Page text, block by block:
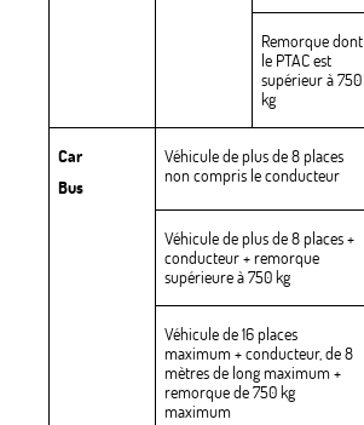
Remorque dont
le PTAC est
supérieur à 750
kg
Car
Bus
Véhicule de plus de 8 places
non compris le conducteur
Véhicule de plus de 8 places +
conducteur + remorque
supérieure à 750 kg
Véhicule de 16 places
maximum + conducteur, de 8
mètres de long maximum +
remorque de 750 kg
maximum